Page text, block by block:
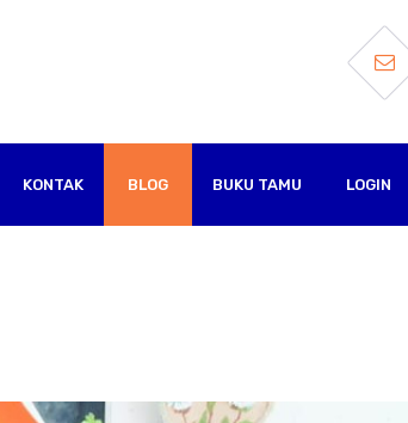
KONTAK BLOG BUKU TAMU LOGIN